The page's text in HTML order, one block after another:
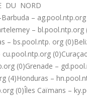
DU NORD
–
–
– bs.pool.ntp. org
cu.pool.ntp.org
(0)Grenade –
(4)Honduras –
(0)Îles Caïmans –